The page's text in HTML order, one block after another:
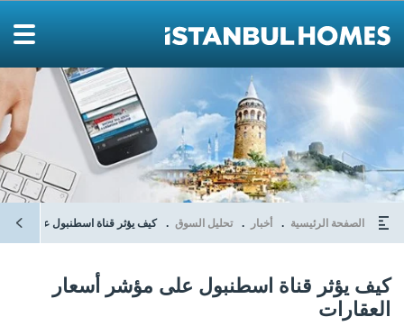
الصفحة الرئيسية أخبار تحليل السوق كيف يؤثر قناة اسطنبول على مؤشر
كيف يؤثر قناة اسطنبول على مؤشر أسعار
العقارات